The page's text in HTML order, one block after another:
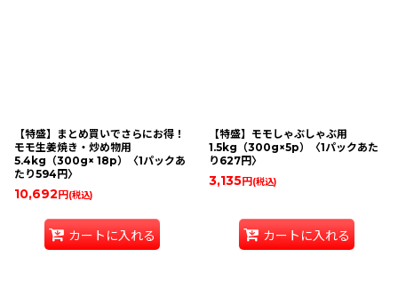
【特盛】まとめ買いでさらにお得！
モモ生姜焼き・炒め物用
5.4kg（300g× 18p）〈1パックあ
たり594円〉
10,692 円 (税込)
カートに入れる
【特盛】モモしゃぶしゃぶ用
1.5kg（300g×5p）〈1パックあた
り627円〉
3,135円 (税込)
カートに入れる